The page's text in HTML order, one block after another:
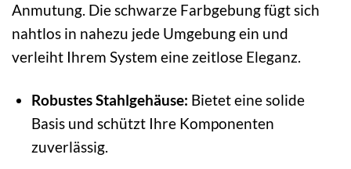
Anmutung. Die schwarze Farbgebung fügt sich
nahtlos in nahezu jede Umgebung ein und
verleiht Ihrem System eine zeitlose Eleganz.
Robustes Stahlgehäuse: Bietet eine solide
Basis und schützt Ihre Komponenten
zuverlässig.